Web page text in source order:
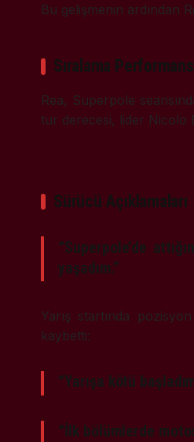
Bu gelişmenin ardından
Sıralama
Rea, Superpole
tur derecesi, lider Nicolo
Sürücü Açıklamaları
“Superpole’de
yaşadım.”
Yarış startında
kaybetti:
“Yarışa kötü
“İlk bölümlerde